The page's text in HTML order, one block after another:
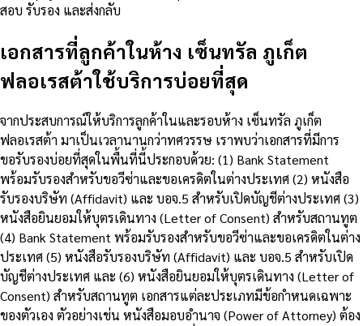
สอบ รับรอง และส่งกลับ
เอกสารที่ลูกค้าในห้าง เซ็นทรัล ภูเก็ต
ฟลอเรสต้าใช้บริการบ่อยที่สุด
จากประสบการณ์ให้บริการลูกค้าในและรอบห้าง เซ็นทรัล ภูเก็ต
ฟลอเรสต้า มาเป็นเวลานานกว่าทศวรรษ เราพบว่าเอกสารที่มีการ
ขอรับรองบ่อยที่สุดในพื้นที่นี้ประกอบด้วย: (1) Bank Statement
พร้อมรับรองสำหรับขอวีซ่าและขอเครดิตในต่างประเทศ (2) หนังสือ
รับรองบริษัท (Affidavit) และ บอจ.5 สำหรับเปิดบัญชีต่างประเทศ (3)
หนังสือยินยอมให้บุตรเดินทาง (Letter of Consent) สำหรับสถานทูต
(4) Bank Statement พร้อมรับรองสำหรับขอวีซ่าและขอเครดิตในต่าง
ประเทศ (5) หนังสือรับรองบริษัท (Affidavit) และ บอจ.5 สำหรับเปิด
บัญชีต่างประเทศ และ (6) หนังสือยินยอมให้บุตรเดินทาง (Letter of
Consent) สำหรับสถานทูต เอกสารแต่ละประเภทมีข้อกำหนดเฉพาะ
ของตัวเอง ตัวอย่างเช่น หนังสือมอบอำนาจ (Power of Attorney) ต้อง